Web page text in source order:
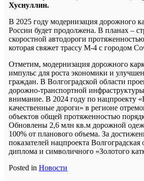
Хуснуллин.
В 2025 году модернизация дорожного
России будет продолжена. В планах –
скоростной автодороги
которая свяжет трассу М-4 с городом
Отметим, модернизация дорожного
импульс для роста экономики и
граждан. В Волгоградской области
дорожно-транспортной
внимание. В 2024 году по нацпроекту
качественные дороги» в регионе
объектов общей протяженностью
Обновлены 2,6 млн кв.м дорожной
100% от планового объема. За
показателей нацпроекта Волгоградская
диплома и символичного «Золотого
Posted in Новости